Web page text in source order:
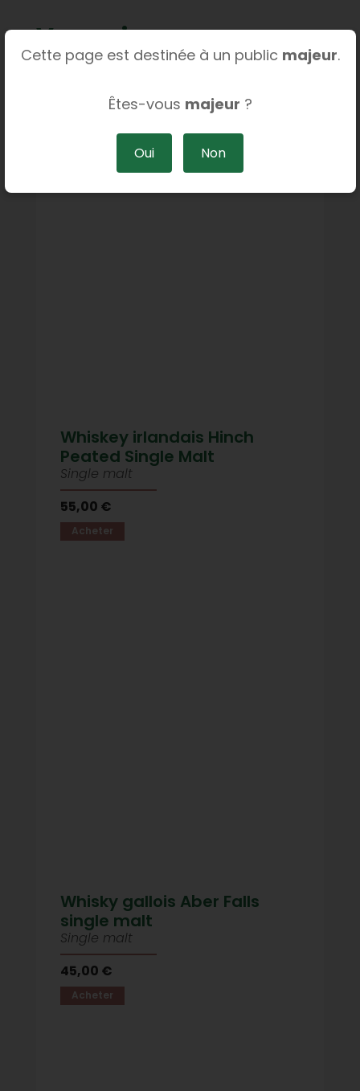
Vous aimerez
aussi…
Whiskey irlandais Hinch
Peated Single Malt
Single malt
55,00 €
Acheter
Whisky gallois Aber Falls
single malt
Single malt
45,00 €
Acheter
Cette page est destinée à un public majeur.
Êtes-vous majeur ?
Oui Non